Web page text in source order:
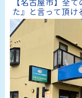
た』と言って頂